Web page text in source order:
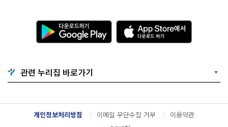
다
운
로
기
G
o
g
l
e
A
p
p
e
서
다
운
관련 누리집 바로가기
개인정보처리방침 이메일 무단수집 거부
이용약관